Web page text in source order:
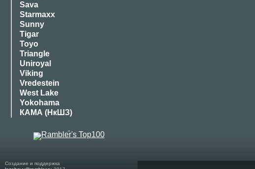
Sava
Starmaxx
Sunny
Tigar
Toyo
Triangle
Uniroyal
Viking
Vredestein
West Lake
Yokohama
КАМА (НкШЗ)
Создание и поддержка